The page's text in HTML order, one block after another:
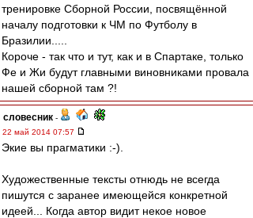
тренировке Сборной России, посвящённой
началу подготовки к ЧМ по Футболу в
Бразилии.....
Короче - так что и тут, как и в Спартаке, только
Фе и Жи будут главными виновниками провала
нашей сборной там ?!
словесник -
22 май 2014 07:57
Экие вы прагматики :-).
Художественные тексты отнюдь не всегда
пишутся с заранее имеющейся конкретной
идеей... Когда автор видит некое новое